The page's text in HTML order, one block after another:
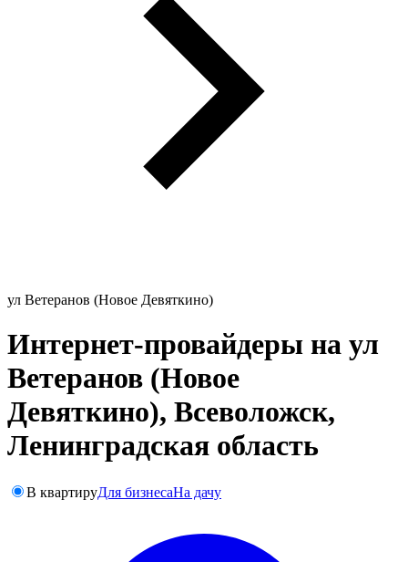
ул Ветеранов (Новое Девяткино)
Интернет-провайдеры на ул
Ветеранов (Новое
Девяткино), Всеволожск,
Ленинградская область
В квартируДля бизнесаНа дачу